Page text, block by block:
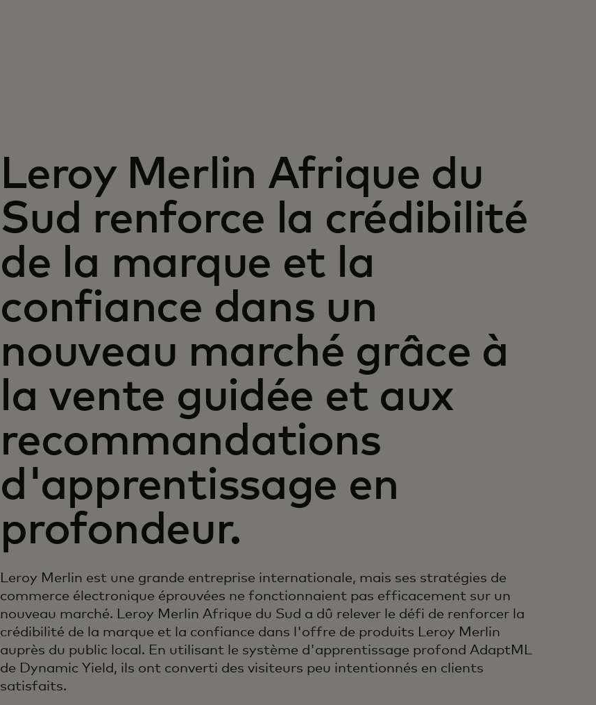
Leroy Merlin Afrique du
Sud renforce la crédibilité
de la marque et la
confiance dans un
nouveau marché grâce à
la vente guidée et aux
recommandations
d'apprentissage en
profondeur.
Leroy Merlin est une grande entreprise internationale, mais ses stratégies de
commerce électronique éprouvées ne fonctionnaient pas efficacement sur un
nouveau marché. Leroy Merlin Afrique du Sud a dû relever le défi de renforcer la
crédibilité de la marque et la confiance dans l'offre de produits Leroy Merlin
auprès du public local. En utilisant le système d'apprentissage profond AdaptML
de Dynamic Yield, ils ont converti des visiteurs peu intentionnés en clients
satisfaits.